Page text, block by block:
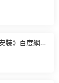
裝》百度網盤